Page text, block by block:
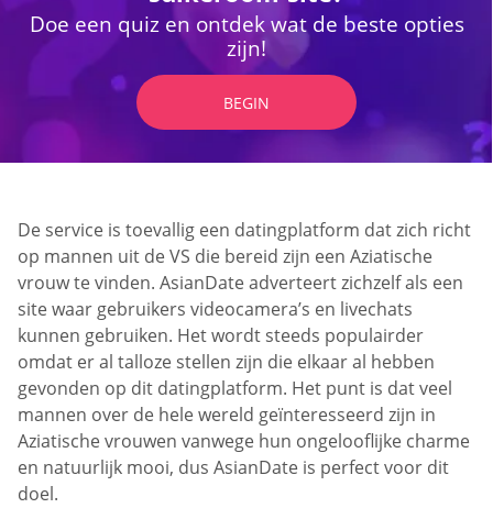
Doe een quiz en ontdek wat de beste opties
zijn!
BEGIN
De service is toevallig een datingplatform dat zich richt
op mannen uit de VS die bereid zijn een Aziatische
vrouw te vinden. AsianDate adverteert zichzelf als een
site waar gebruikers videocamera’s en livechats
kunnen gebruiken. Het wordt steeds populairder
omdat er al talloze stellen zijn die elkaar al hebben
gevonden op dit datingplatform. Het punt is dat veel
mannen over de hele wereld geïnteresseerd zijn in
Aziatische vrouwen vanwege hun ongelooflijke charme
en natuurlijk mooi, dus AsianDate is perfect voor dit
doel.